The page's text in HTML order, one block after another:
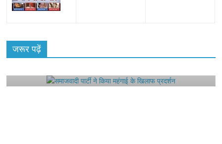
जरूर पढ़ें
राजनीतिक
समाजवादी पार्टी ने किया महंगाई के खिलाफ प्रदर्शन